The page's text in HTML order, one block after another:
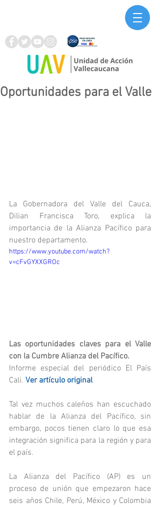
Oportunidades para el Valle
La Gobernadora del Valle del Cauca,
Dilian Francisca Toro, explica la
importancia de la Alianza Pacífico para
nuestro departamento.
https://www.youtube.com/watch?
v=cFvGYXXGROc
Las oportunidades claves para el Valle
con la Cumbre Alianza del Pacífico.
Informe especial del periódico El País
Cali. Ver artículo original
Tal vez muchos caleños han escuchado
hablar de la Alianza del Pacífico, sin
embargo, pocos tienen claro lo que esa
integración significa para la región y para
el país.
La Alianza del Pacífico (AP) es un
proceso de unión que empezaron hace
seis años Chile, Perú, México y Colombia